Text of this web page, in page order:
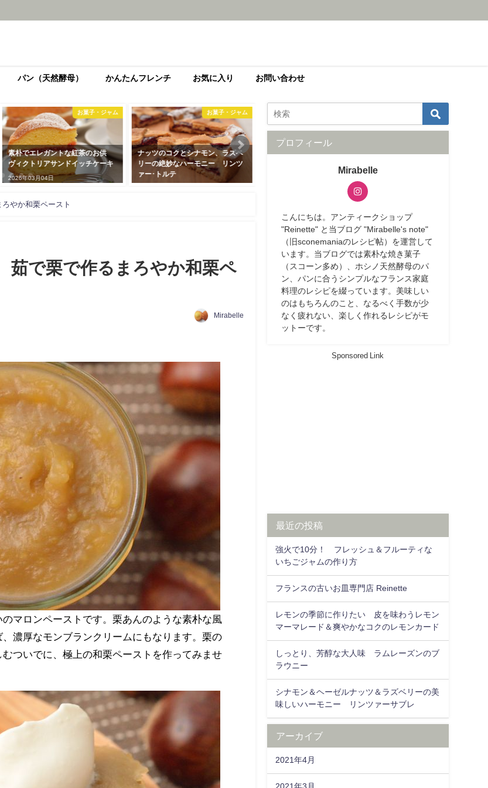
パン（天然酵母） かんたんフレンチ お気に入り お問い合わせ
菓子・ジャム
のお供
チケーキ
お菓子・ジャム
ナッツのコクとシナモン、ラズベ
リーの絶妙なハーモニー リンツ
ァー･トルテ
お菓子・ジャム
冷凍ベリーですぐに作れる 果肉
感たっぷりの赤いベリージャム
2026年03月04日
保存版 基本のプレーンスコーン
粉とバター
やか和栗ペースト
で栗で作るまろやか和栗ペ
Mirabelle
マロンペーストです。栗あんのような素朴な風
濃厚なモンブランクリームにもなります。栗の
ついでに、極上の和栗ペーストを作ってみませ
プロフィール
Mirabelle
こんにちは。アンティークショップ
"Reinette" と当ブログ "Mirabelle's note"
（旧sconemaniaのレシピ帖）を運営して
います。当ブログでは素朴な焼き菓子
（スコーン多め）、ホシノ天然酵母のパ
ン、パンに合うシンプルなフランス家庭
料理のレシピを綴っています。美味しい
のはもちろんのこと、なるべく手数が少
なく疲れない、楽しく作れるレシピがモ
ットーです。
Sponsored Link
最近の投稿
強火で10分！ フレッシュ＆フルーティな
いちごジャムの作り方
フランスの古いお皿専門店 Reinette
レモンの季節に作りたい 皮を味わうレモン
マーマレード＆爽やかなコクのレモンカード
しっとり、芳醇な大人味 ラムレーズンのブ
ラウニー
シナモン＆ヘーゼルナッツ＆ラズベリーの美
味しいハーモニー リンツァーサブレ
アーカイブ
2021年4月